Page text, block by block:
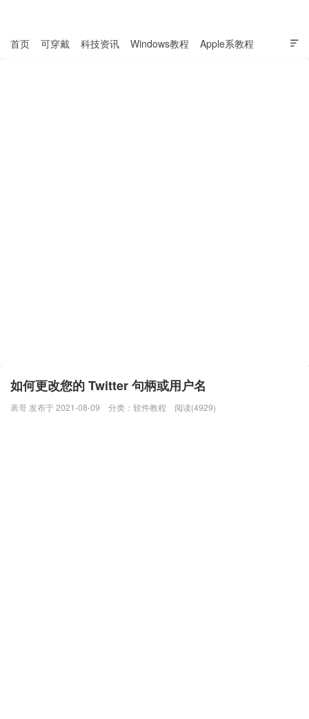

首页 可穿戴 科技资讯 Windows教程 Apple系教程
如何更改您的 Twitter 句柄或用户名
表哥 发布于 2021-08-09 分类： 软件教程 阅读(4929)